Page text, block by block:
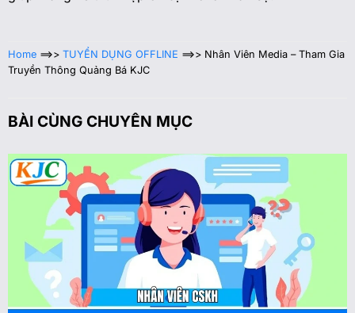
Home==>> TUYỂN DỤNG OFFLINE ==>> Nhân Viên Media – Tham Gia
Truyền Thông Quảng Bá KJC
BÀI CÙNG CHUYÊN MỤC